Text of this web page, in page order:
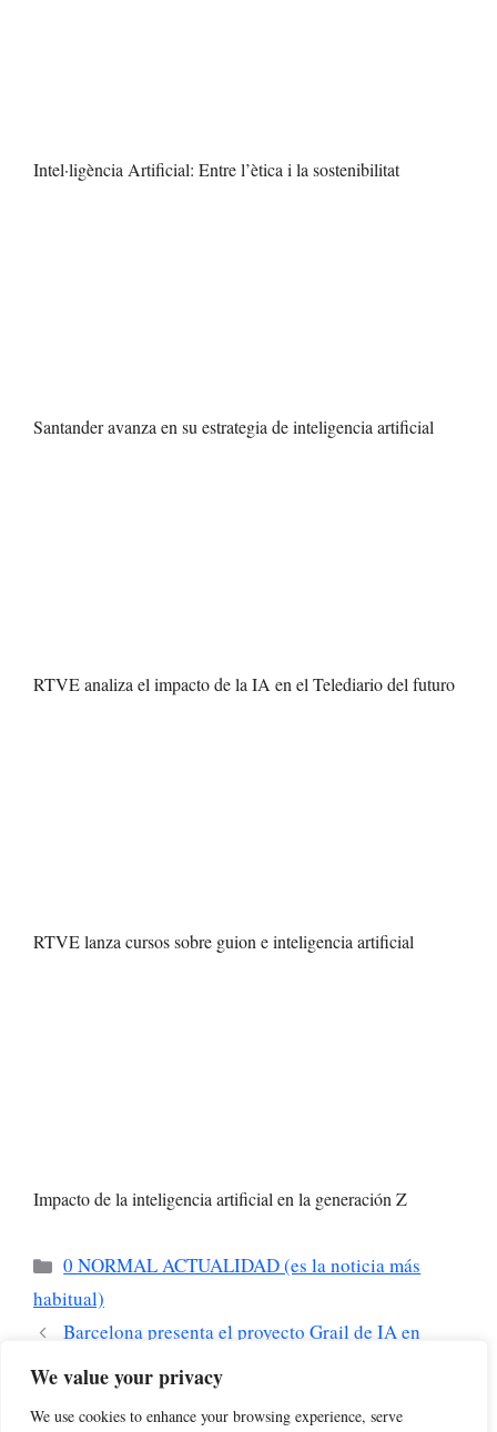
We value your privacy
We use cookies to enhance your browsing experience, serve
Intel·ligència Artificial: Entre l’ètica i la sostenibilitat
Santander avanza en su estrategia de inteligencia artificial
RTVE analiza el impacto de la IA en el Telediario del futuro
RTVE lanza cursos sobre guion e inteligencia artificial
Impacto de la inteligencia artificial en la generación Z
Categorías
0 NORMAL ACTUALIDAD (es la noticia más
habitual)
Barcelona presenta el proyecto Grail de IA en
robótica industrial